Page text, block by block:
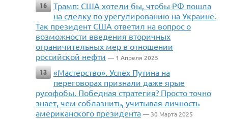
16
Трамп: США хотели бы, чтобы РФ пошла
на сделку по урегулированию на Украине.
Так президент США ответил на вопрос о
возможности введения вторичных
ограничительных мер в отношении
российской нефти — 1 Апреля 2025
13
«Мастерство». Успех Путина на
переговорах признали даже ярые
русофобы. Победная стратегия? Просто точно
знает, чем соблазнить, учитывая личность
американского президента — 30 Марта 2025